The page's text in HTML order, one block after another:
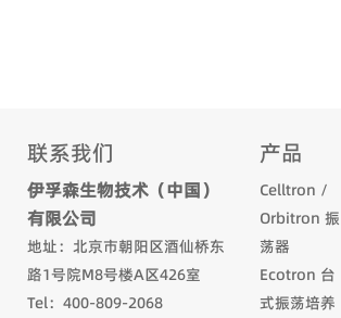
联系我们
伊孚森生物技术（中国）
有限公司
地址：北京市朝阳区酒仙桥东
路1号院M8号楼A区426室
Tel：400-809-2068
产品
Celltron /
Orbitron 振
荡器
Ecotron 台
式振荡培养